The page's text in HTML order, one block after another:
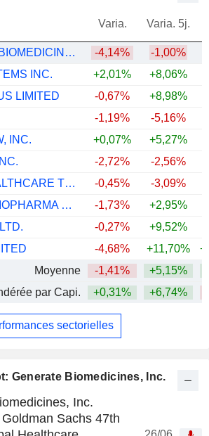
Generate Biomedicines, Inc.
Inc.
Sachs 47th
Varia. Varia. 5j.
GENERATE BIOMEDICINES, INC. -4,14%
-1,00%
INC.
+2,01% +8,06%
LIMITED
-0,67% +8,98%
-1,19% -5,16%
INC.
+0,07%
+5,27%
-2,72% -2,56%
XUNFEI HEALTHCARE TECHNOLOGY CO., LTD.
-0,45% -3,09%
ARBUTUS BIOPHARMA CORPORATION
-1,73% +2,95%
-0,27% +9,52%
-4,68% +11,70%
Moyenne
-1,41% +5,15%
par Capi.
+0,31% +6,74%
sectorielles